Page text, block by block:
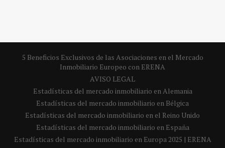
5 Beneficios Exclusivos de las Asociaciones en el Mercado
Inmobiliario Europeo con ERENA
AVISO LEGAL
Estadísticas del mercado inmobiliario en Alemania
Estadísticas del mercado inmobiliario en Bélgica
Estadísticas del mercado inmobiliario en el Reino Unido
Estadísticas del mercado inmobiliario en España
Estadísticas del mercado inmobiliario en Europa 2025 | ERENA